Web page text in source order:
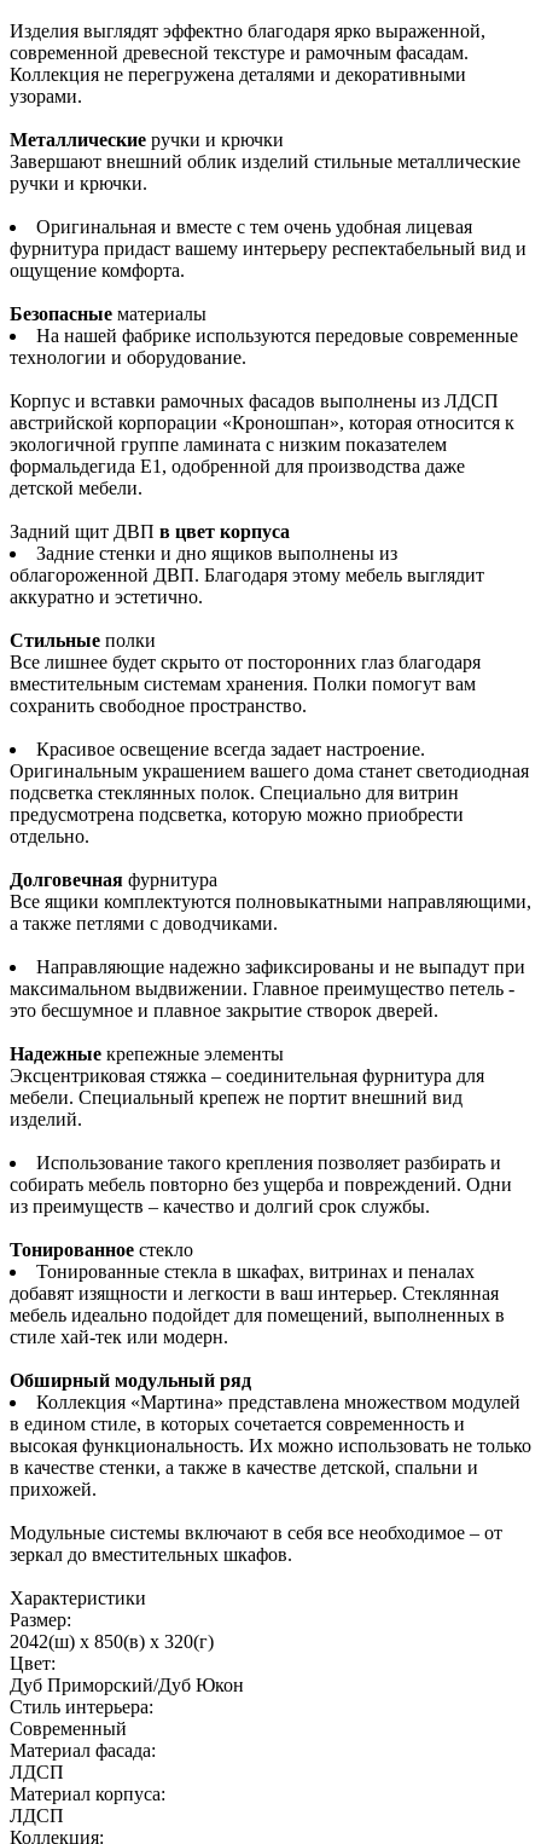
Изделия выглядят эффектно благодаря ярко выраженной,
современной древесной текстуре и рамочным фасадам.
Коллекция не перегружена деталями и декоративными
узорами.
Металлические ручки и крючки
Завершают внешний облик изделий стильные металлические
ручки и крючки.
Оригинальная и вместе с тем очень удобная лицевая
фурнитура придаст вашему интерьеру респектабельный вид и
ощущение комфорта.
Безопасные материалы
На нашей фабрике используются передовые современные
технологии и оборудование.
Корпус и вставки рамочных фасадов выполнены из ЛДСП
австрийской корпорации «Кроношпан», которая относится к
экологичной группе ламината с низким показателем
формальдегида Е1, одобренной для производства даже
детской мебели.
Задний щит ДВП в цвет корпуса
Задние стенки и дно ящиков выполнены из
облагороженной ДВП. Благодаря этому мебель выглядит
аккуратно и эстетично.
Стильные полки
Все лишнее будет скрыто от посторонних глаз благодаря
вместительным системам хранения. Полки помогут вам
сохранить свободное пространство.
Красивое освещение всегда задает настроение.
Оригинальным украшением вашего дома станет светодиодная
подсветка стеклянных полок. Специально для витрин
предусмотрена подсветка, которую можно приобрести
отдельно.
Долговечная фурнитура
Все ящики комплектуются полновыкатными направляющими,
а также петлями с доводчиками.
Направляющие надежно зафиксированы и не выпадут при
максимальном выдвижении. Главное преимущество петель -
это бесшумное и плавное закрытие створок дверей.
Надежные крепежные элементы
Эксцентриковая стяжка – соединительная фурнитура для
мебели. Специальный крепеж не портит внешний вид
изделий.
Использование такого крепления позволяет разбирать и
собирать мебель повторно без ущерба и повреждений. Одни
из преимуществ – качество и долгий срок службы.
Тонированное стекло
Тонированные стекла в шкафах, витринах и пеналах
добавят изящности и легкости в ваш интерьер. Стеклянная
мебель идеально подойдет для помещений, выполненных в
стиле хай-тек или модерн.
Обширный модульный ряд
Коллекция «Мартина» представлена множеством модулей
в едином стиле, в которых сочетается современность и
высокая функциональность. Их можно использовать не только
в качестве стенки, а также в качестве детской, спальни и
прихожей.
Модульные системы включают в себя все необходимое – от
зеркал до вместительных шкафов.
Характеристики
Размер:
2042(ш) x 850(в) x 320(г)
Цвет:
Дуб Приморский/Дуб Юкон
Стиль интерьера:
Современный
Материал фасада:
ЛДСП
Материал корпуса:
ЛДСП
Коллекция: